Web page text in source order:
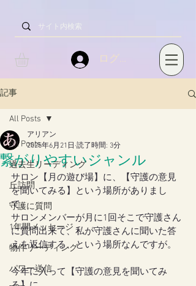
ログイン
記事
All Posts
過去生リーディング
丘訪問
守護に質問
1年間メッセージ
物件リーディング
パワー送信
All Posts
繋がりやすいジャンル
アリアン
2025年6月21日 読了時間: 3分
サロン【月の遊び場】に、【守護の意見
を聞いてみる】という場所がありまし
て。
サロンメンバーが月に1回そこで守護さん
に質問出来て、私が守護さんに聞いた答
えを返信する、という場所なんですが。
今年に入って【守護の意見を聞いてみ